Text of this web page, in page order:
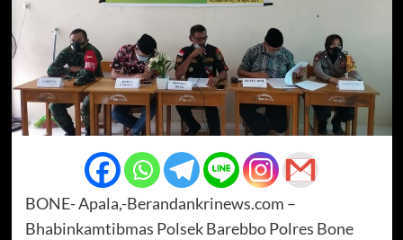
BONE- Apala,-Berandankrinews.com –
Bhabinkamtibmas Polsek Barebbo Polres Bone